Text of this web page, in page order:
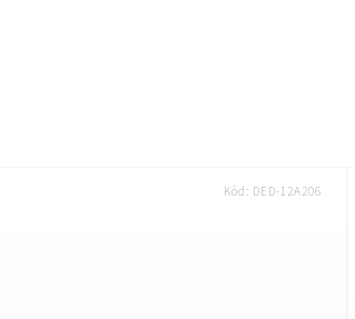
Kód: DED-12A206